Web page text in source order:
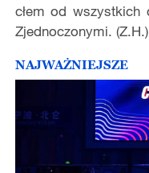
cłem od wszystkich
Zjednoczonymi. (Z.H.)
NAJWAŻNIEJSZE